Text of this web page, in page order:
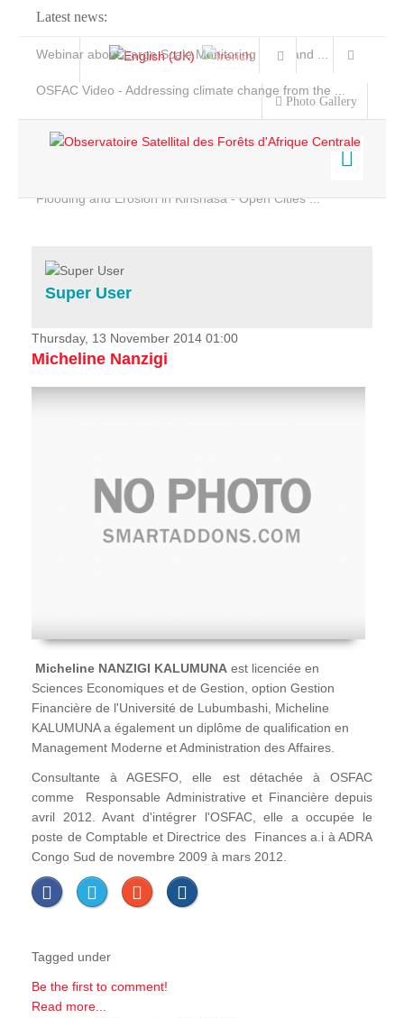
Latest news:
Webinar about Large Scale Monitoring and Land ...
OSFAC Video - Addressing climate change from the ...
Flooding and Erosion in Kinshasa - Open Cities ...
Photo Gallery
Home
Services
Projects
News & Stories
Super User
Thursday, 13 November 2014 01:00
Micheline Nanzigi
Micheline NANZIGI KALUMUNA est licenciée en
Sciences Economiques et de Gestion, option Gestion
Financière de l'Université de Lubumbashi, Micheline
KALUMUNA a également un diplôme de qualification en
Management Moderne et Administration des Affaires.
Consultante à AGESFO, elle est détachée à OSFAC
comme Responsable Administrative et Financière depuis
avril 2012. Avant d'intégrer l'OSFAC, elle a occupée le
poste de Comptable et Directrice des Finances a.i à ADRA
Congo Sud de novembre 2009 à mars 2012.
Tagged under
Be the first to comment!
Read more...